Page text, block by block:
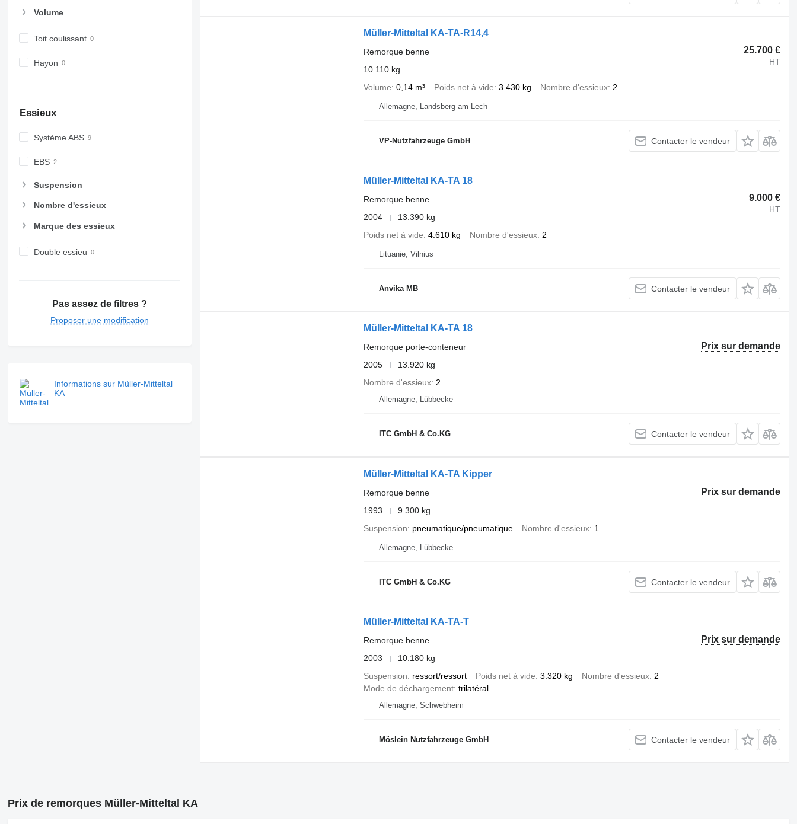
Volume
Toit coulissant
Hayon
Essieux
Système ABS
EBS
Suspension
Nombre d'essieux
Marque des essieux
Double essieu
Pas assez de filtres ?
Proposer une modification
Informations sur Müller-Mitteltal
KA
Müller-Mitteltal KA-TA-R14,4
25.700 €
HT
Remorque benne
10.110 kg
Volume 0,14 m³ Poids net à vide 3.430 kg Nombre d'essieux 2
Allemagne, Landsberg am Lech
VP-Nutzfahrzeuge GmbH Contacter le vendeur
Müller-Mitteltal KA-TA 18
9.000 €
HT
Remorque benne
2004
13.390 kg
Poids net à vide 4.610 kg Nombre d'essieux 2
Lituanie, Vilnius
Anvika MB Contacter le vendeur
Müller-Mitteltal KA-TA 18
Prix sur demande
Remorque porte-conteneur
2005
13.920 kg
Nombre d'essieux 2
Allemagne, Lübbecke
ITC GmbH & Co.KG Contacter le vendeur
Müller-Mitteltal KA-TA Kipper
Prix sur demande
Remorque benne
1993
9.300 kg
Suspension
pneumatique/pneumatique Nombre d'essieux 1
Allemagne, Lübbecke
ITC GmbH & Co.KG Contacter le vendeur
Müller-Mitteltal KA-TA-T
Prix sur demande
Remorque benne
2003
10.180 kg
Suspension
ressort/ressort Poids net à vide 3.320 kg Nombre d'essieux 2
Mode de déchargement trilatéral
Allemagne, Schwebheim
Möslein Nutzfahrzeuge GmbH Contacter le vendeur
Prix de remorques Müller-Mitteltal KA